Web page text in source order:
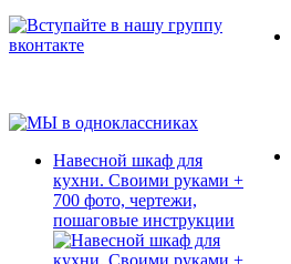
Навесной шкаф для
кухни. Своими руками +
700 фото, чертежи,
пошаговые инструкции